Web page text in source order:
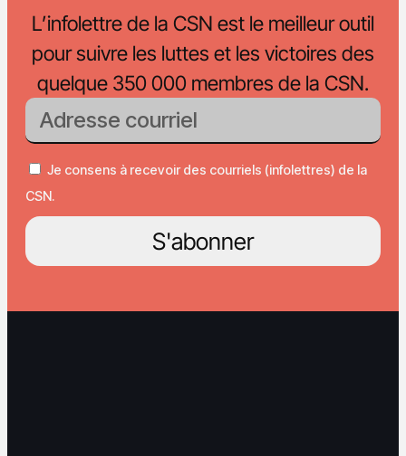
L’infolettre de la CSN est le meilleur outil
pour suivre les luttes et les victoires des
quelque 350 000 membres de la CSN.
Je consens à recevoir des courriels (infolettres) de la
CSN.
S'abonner